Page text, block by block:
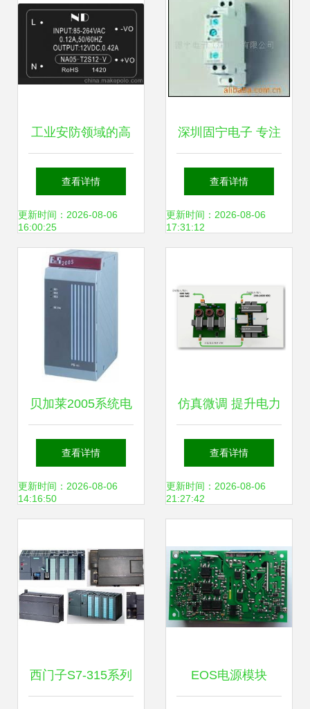
工业安防领域的高
效核心 NA05-
T2S12-V开关电源
模块及其制造原厂
查看详情
更新时间：2026-08-06
16:00:25
深圳固宁电子 专注
其他电源模块的专
业力量
查看详情
更新时间：2026-08-06
17:31:12
贝加莱2005系统电
源模块0ps340.1 特
性、生产厂家与价
查看详情
更新时间：2026-08-06
14:16:50
仿真微调 提升电力
电子电路精度的关
键策略——以其他
查看详情
更新时间：2026-08-06
21:27:42
西门子S7-315系列 EOS电源模块